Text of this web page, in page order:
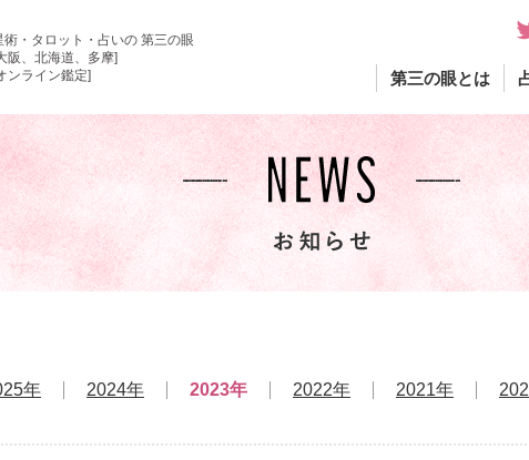
術・タロット・占いの 第三の眼
阪、北海道、多摩]
ンライン鑑定]
第三の眼とは
年 2024年 2023年 2022年 2021年